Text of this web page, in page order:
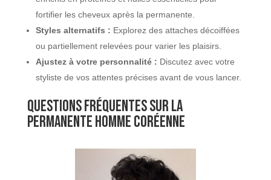
fortifier les cheveux après la permanente.
Styles alternatifs : Explorez des attaches décoiffées
ou partiellement relevées pour varier les plaisirs.
Ajustez à votre personnalité : Discutez avec votre
styliste de vos attentes précises avant de vous lancer.
Questions fréquentes sur la
permanente homme coréenne